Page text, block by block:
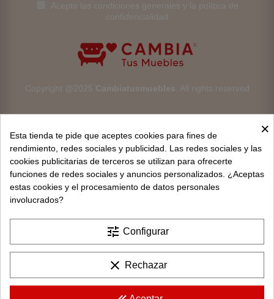
Copyright @2025 Cambiatusmuebles . All rights reserved
Acepto las condiciones generales y la política de
confidencialidad
Aviso legal
Devoluciones
Privacidad y protección de datos
Política de cookies
Contacto
×
Esta tienda te pide que aceptes cookies para fines de
rendimiento, redes sociales y publicidad. Las redes sociales y las
cookies publicitarias de terceros se utilizan para ofrecerte
funciones de redes sociales y anuncios personalizados. ¿Aceptas
estas cookies y el procesamiento de datos personales
involucrados?
tune Configurar
clear Rechazar